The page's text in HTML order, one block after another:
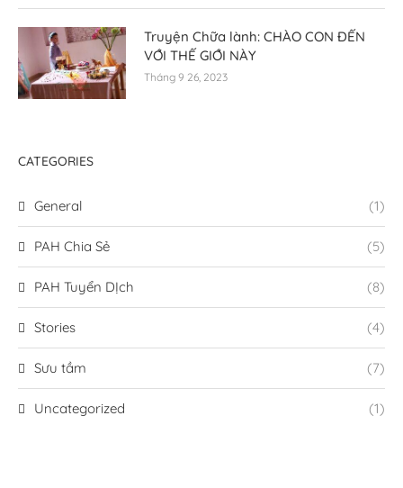
Truyện Chữa lành: CHÀO CON ĐẾN
VỚI THẾ GIỚI NÀY
Tháng 9 26, 2023
CATEGORIES
General (1)
PAH Chia Sẻ (5)
PAH Tuyển DỊch (8)
Stories (4)
Sưu tầm (7)
Uncategorized (1)